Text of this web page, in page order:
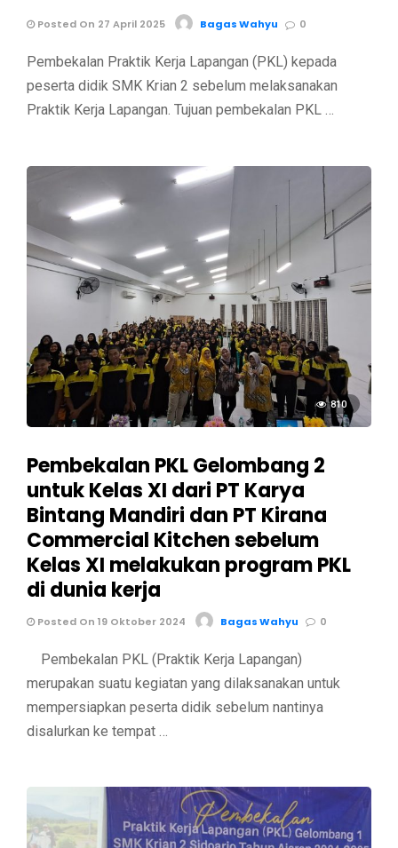
Posted On 27 April 2025 Bagas Wahyu 0
Pembekalan Praktik Kerja Lapangan (PKL) kepada
peserta didik SMK Krian 2 sebelum melaksanakan
Praktik Kerja Lapangan. Tujuan pembekalan PKL …
810
Pembekalan PKL Gelombang 2
untuk Kelas XI dari PT Karya
Bintang Mandiri dan PT Kirana
Commercial Kitchen sebelum
Kelas XI melakukan program PKL
di dunia kerja
Posted On 19 Oktober 2024 Bagas Wahyu 0
Pembekalan PKL (Praktik Kerja Lapangan)
merupakan suatu kegiatan yang dilaksanakan untuk
mempersiapkan peserta didik sebelum nantinya
disalurkan ke tempat …